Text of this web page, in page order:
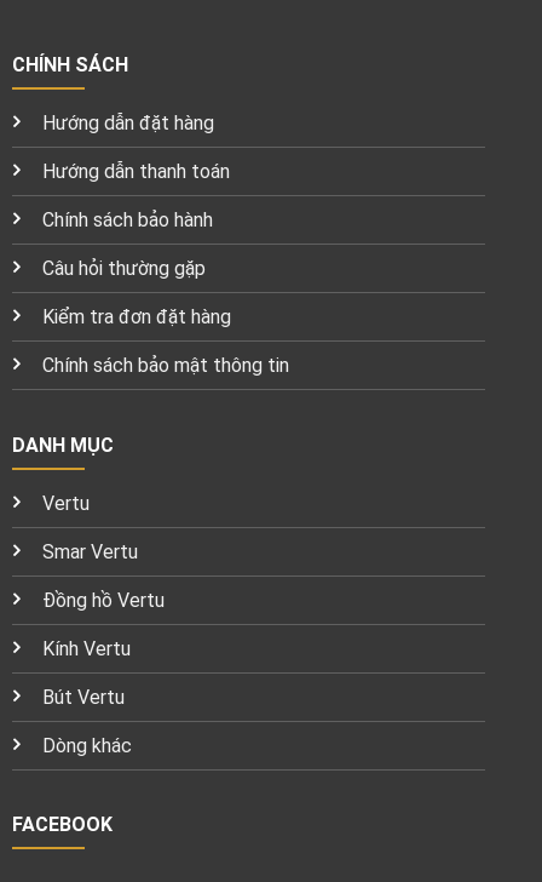
CHÍNH SÁCH
Hướng dẫn đặt hàng
Hướng dẫn thanh toán
Chính sách bảo hành
Câu hỏi thường gặp
Kiểm tra đơn đặt hàng
Chính sách bảo mật thông tin
DANH MỤC
Vertu
Smar Vertu
Đồng hồ Vertu
Kính Vertu
Bút Vertu
Dòng khác
FACEBOOK